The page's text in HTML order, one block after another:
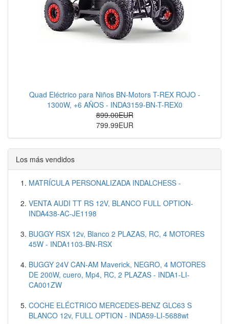
Quad Eléctrico para Niños BN-Motors T-REX ROJO -
1300W, +6 AÑOS - INDA3159-BN-T-REX0
899.00EUR
799.99EUR
Los más vendidos
MATRÍCULA PERSONALIZADA INDALCHESS -
VENTA AUDI TT RS 12V, BLANCO FULL OPTION-
INDA438-AC-JE1198
BUGGY RSX 12v, Blanco 2 PLAZAS, RC, 4 MOTORES
45W - INDA1103-BN-RSX
BUGGY 24V CAN-AM Maverick, NEGRO, 4 MOTORES
DE 200W, cuero, Mp4, RC, 2 PLAZAS - INDA1-LI-
CA001ZW
COCHE ELÉCTRICO MERCEDES-BENZ GLC63 S
BLANCO 12v, FULL OPTION - INDA59-LI-5688wt